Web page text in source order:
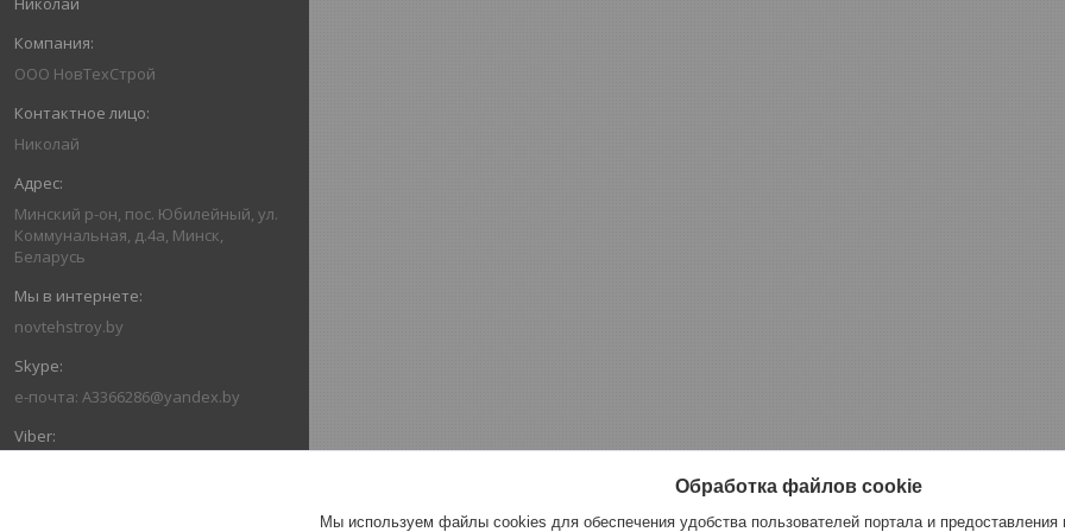
ООО НовТехСтрой
Николай
Минский р-он, пос. Юбилейный, ул.
Коммунальная, д.4а, Минск,
Беларусь
novtehstroy.by
e-почта: A3366286@yandex.by
Обработка файлов cookie
Мы используем файлы cookies для обеспечения удобства пользователей портала и предоставления